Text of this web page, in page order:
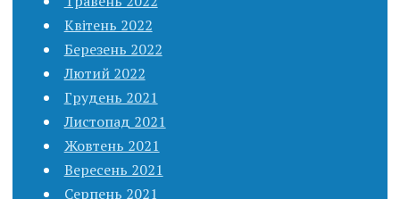
Квітень 2022
Березень 2022
Лютий 2022
Грудень 2021
Листопад 2021
Жовтень 2021
Вересень 2021
Серпень 2021